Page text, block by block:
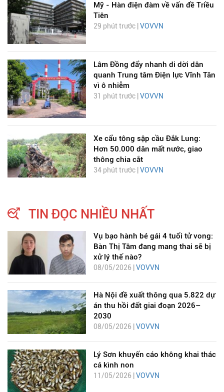
Mỹ - Hàn điện đàm về vấn đề Triều
Tiên
29 phút trước | VOVVN
Lâm Đồng đẩy nhanh di dời dân
quanh Trung tâm Điện lực Vĩnh Tân
vì ô nhiễm
31 phút trước | VOVVN
Xe cẩu tông sập cầu Đắk Lung:
Hơn 50.000 dân mất nước, giao
thông chia cắt
34 phút trước | VOVVN
TIN ĐỌC NHIỀU NHẤT
Vụ bạo hành bé gái 4 tuổi tử vong:
Bàn Thị Tâm đang mang thai sẽ bị
xử lý thế nào?
08/05/2026 |VOVVN
Hà Nội đề xuất thông qua 5.822 dự
án thu hồi đất giai đoạn 2026–
2030
08/05/2026 | VOVVN
Lý Sơn khuyến cáo không khai thác
cá kình non
11/05/2026 | VOVVN